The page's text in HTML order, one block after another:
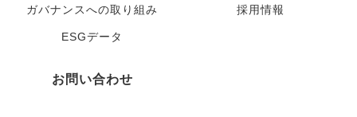
ガバナンスへの取り組み
ESGデータ
採用情報
お問い合わせ